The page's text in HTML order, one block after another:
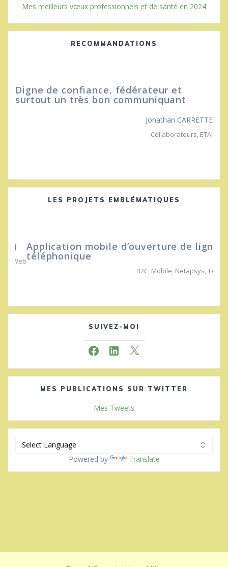
Mes meilleurs vœux professionnels et de santé en 2024
RECOMMANDATIONS
Digne de confiance, fédérateur et
surtout un très bon communiquant
Jonathan CARRETTE
Collaborateurs, ETAI
LES PROJETS EMBLÉMATIQUES
Application mobile d’ouverture de ligne
téléphonique
,Mobile,Netapsys,Telco
FacebookLinkedInX